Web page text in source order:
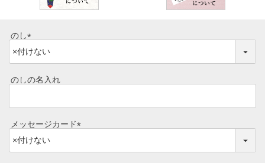
よくある質問
食べ方レシピ
ご予算から選ぶ
牛肉部位一覧
手造りタレ
のし
(
必
須
のしの名入れ
メッセージカード
必